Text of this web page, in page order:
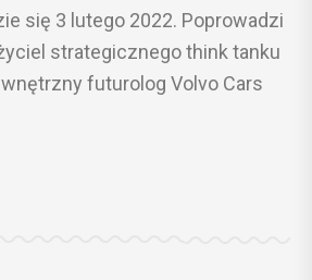
przyszłości! [BRIEF
się 3 lutego 2022. Poprowadzi
strategicznego think tanku
futurolog Volvo Cars